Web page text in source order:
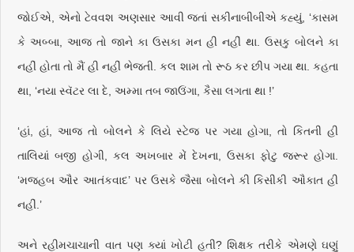
જોઈએ, એનો ટેવવશ અણસાર આવી જતાં સકીનાબીબીએ કહ્યું, ‘કાસમ
કે અબ્બા, આજ તો જાને કા ઉસકા મન હી નહીં થા. ઉસકુ બોલને કા
નહીં હોતા તો મૈં હી નહીં ભેજતી. કલ શામ તો રૂઠ કર છીપ ગયા થા. કહતા
થા, ‘નયા સ્વૅટર લા દે, અમ્મા તબ જાઉંગા, કૈસા લગતા થા !’
‘હાં, હાં, આજ તો બોલને કે લિયે સ્ટેજ પર ગયા હોગા, તો કિતની હી
તાલિયાં બજી હોગી, કલ અખબાર મેં દેખના, ઉસકા ફોટુ જરૂર હોગા.
‘મજહબ ઔર આતંકવાદ’ પર ઉસકે જૈસા બોલને કી કિસીકી ઔકાત હી
નહીં.’
અને રહીમચાચાની વાત પણ ક્યાં ખોટી હતી? શિક્ષક તરીકે એમણે ઘણું